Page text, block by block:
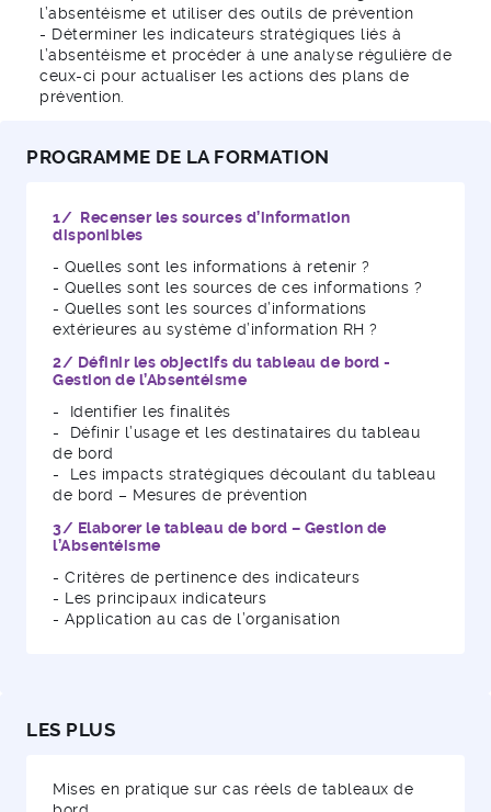
l’absentéisme et utiliser des outils de prévention
- Déterminer les indicateurs stratégiques liés à
l’absentéisme et procéder à une analyse régulière de
ceux-ci pour actualiser les actions des plans de
prévention.
PROGRAMME DE LA FORMATION
1/ Recenser les sources d’information
disponibles
- Quelles sont les informations à retenir ?
- Quelles sont les sources de ces informations ?
- Quelles sont les sources d’informations
extérieures au système d’information RH ?
2/ Définir les objectifs du tableau de bord -
Gestion de l’Absentéisme
- Identifier les finalités
- Définir l’usage et les destinataires du tableau
de bord
- Les impacts stratégiques découlant du tableau
de bord – Mesures de prévention
3/ Elaborer le tableau de bord – Gestion de
l’Absentéisme
- Critères de pertinence des indicateurs
- Les principaux indicateurs
- Application au cas de l’organisation
LES PLUS
Mises en pratique sur cas réels de tableaux de